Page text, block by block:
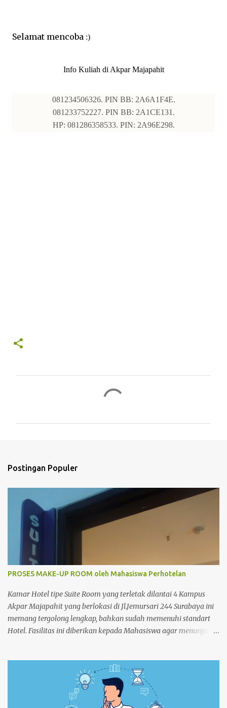
Selamat mencoba :)
Info Kuliah di Akpar Majapahit
081234506326. PIN BB: 2A6A1F4E.
081233752227. PIN BB: 2A1CE131.
HP: 081286358533. PIN: 2A96E298.
Postingan Populer
PROSES MAKE-UP ROOM oleh Mahasiswa Perhotelan
Kamar Hotel tipe Suite Room yang terletak dilantai 4 Kampus
Akpar Majapahit yang berlokasi di Jl.Jemursari 244 Surabaya ini
memang tergolong lengkap, bahkan sudah memenuhi standart
Hotel. Fasilitas ini diberikan kepada Mahasiswa agar menunjang
up Room dikamar Hotel Kampus Akpar Majapahit. Adapun
proses Make-up room adalah : 1. SET UP TROLLEY : Bersihkan
trolley menggunakan dust cloth dari atas ke bawah 2.
Masukkan perlengkapan kamar tamu dan peralatan kebersihan